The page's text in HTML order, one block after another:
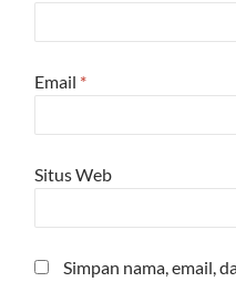
Email *
Situs Web
Simpan nama, email,